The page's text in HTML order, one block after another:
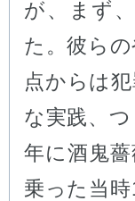
が、まず
た。彼ら
点からは
な実践、
年に酒鬼
乗った当